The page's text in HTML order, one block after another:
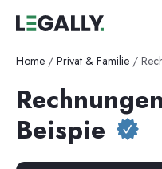
Home / Privat & Familie /
Beispie